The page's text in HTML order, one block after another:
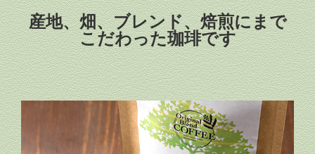
産地、畑、ブレンド、焙煎にまで
こだわった珈琲です